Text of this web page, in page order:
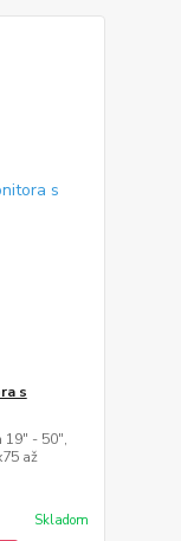
s
19" - 50",
až
Skladom